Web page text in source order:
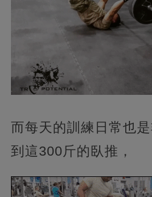
而每天的訓練日常也
到這300斤的臥推，